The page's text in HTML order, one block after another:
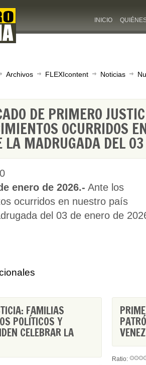
INICIO
Archivos FLEXIcontent Noticias
DE PRIMERO
OCURRIDOS
LA MADRUGADA DEL
enero de 2026.- Ante los
ocurridos en nuestro país
del 03 de enero de
FAMILIAS
POLÍTICOS Y
CELEBRAR LA
Ratio: